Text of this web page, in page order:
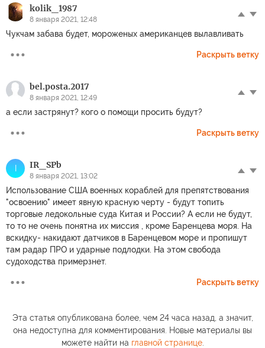
kolik_1987
8 января 2021, 12:48
Чукчам забава будет, мороженых американцев вылавливать
Раскрыть ветку
bel.posta.2017
8 января 2021, 12:49
а если застрянут? кого о помощи просить будут?
Раскрыть ветку
I IR_SPb
8 января 2021, 13:02
Использование США военных кораблей для препятствования
"освоению" имеет явную красную черту - будут топить
торговые ледокольные суда Китая и России? А если не будут,
то то не очень понятна их миссия , кроме Баренцева моря. На
вскидку- накидают датчиков в Баренцевом море и пропишут
там радар ПРО и ударные подлодки. На этом свобода
судоходства примерзнет.
Раскрыть ветку
Эта статья опубликована более, чем 24 часа назад, а значит,
она недоступна для комментирования. Новые материалы вы
можете найти на главной странице.